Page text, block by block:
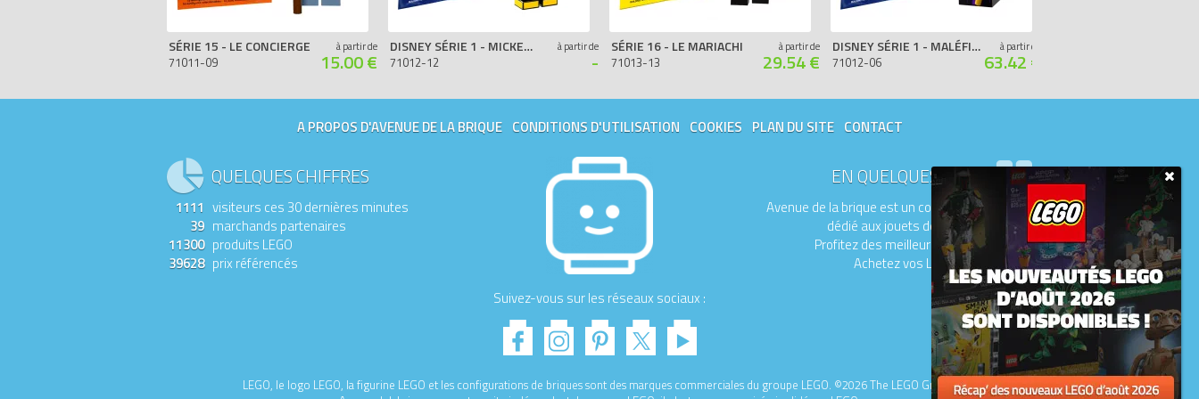
SÉRIE 15 - LE CONCIERGE
71011-09
à partir de
15.00 €
DISNEY SÉRIE 1 - MICKEY MOUSE
71012-12
à partir de
-
SÉRIE 16 - LE MARIACHI
71013-13
à partir de
29.54 €
DISNEY SÉRIE 1 - MALÉFIQUE
71012-06
à partir de
63.42 €
A PROPOS D'AVENUE DE LA BRIQUE CONDITIONS D'UTILISATION COOKIES PLAN DU SITE CONTACT
EN QUELQUES MOTS
Avenue de la brique est un comparateur de prix
dédié aux jouets de la marque LEGO.
Profitez des meilleurs prix du moment.
Achetez vos LEGO moins chers.
QUELQUES CHIFFRES
1111 visiteurs ces 30 dernières minutes
39 marchands partenaires
11300 produits LEGO
39628 prix référencés
Suivez-vous sur les réseaux sociaux :
LEGO, le logo LEGO, la figurine LEGO et les configurations de briques sont des marques commerciales du groupe LEGO. ©2026 The LEGO Group.